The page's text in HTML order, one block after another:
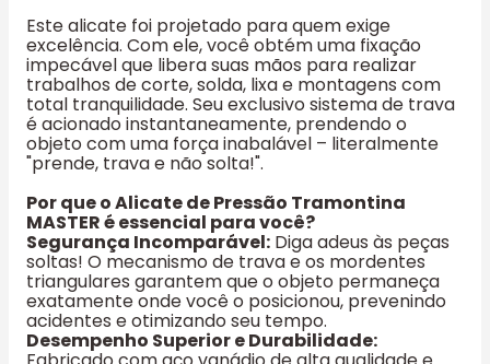
Este alicate foi projetado para quem exige
excelência. Com ele, você obtém uma fixação
impecável que libera suas mãos para realizar
trabalhos de corte, solda, lixa e montagens com
total tranquilidade. Seu exclusivo sistema de trava
é acionado instantaneamente, prendendo o
objeto com uma força inabalável – literalmente
"prende, trava e não solta!".
Por que o Alicate de Pressão Tramontina
MASTER é essencial para você?
Segurança Incomparável: Diga adeus às peças
soltas! O mecanismo de trava e os mordentes
triangulares garantem que o objeto permaneça
exatamente onde você o posicionou, prevenindo
acidentes e otimizando seu tempo.
Desempenho Superior e Durabilidade: